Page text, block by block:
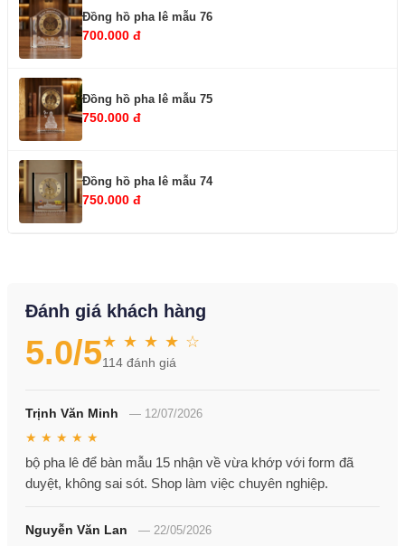
Đồng hồ pha lê mẫu 76
700.000 đ
Đồng hồ pha lê mẫu 75
750.000 đ
Đồng hồ pha lê mẫu 74
750.000 đ
Đánh giá khách hàng
5.0/5★ ★ ★ ★ ☆
114 đánh giá
Trịnh Văn Minh — 12/07/2026
★ ★ ★ ★ ★
bộ pha lê để bàn mẫu 15 nhận về vừa khớp với form đã
duyệt, không sai sót. Shop làm việc chuyên nghiệp.
Nguyễn Văn Lan — 22/05/2026